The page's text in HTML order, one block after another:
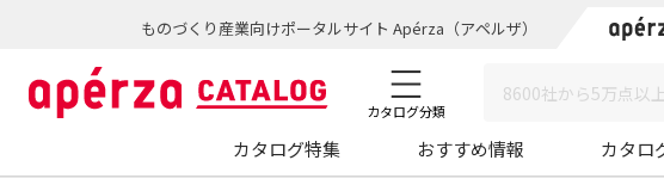
ものづくり産業向けポータルサイト Apérza（アペルザ）
カタログ分類
カタログ特集 おすすめ情報 カタロ